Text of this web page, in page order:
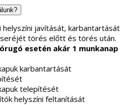
javítását, karbantartását
törés előtt és törés után.
esetén akár 1 munkanap
karbantartását
telepítését
helyszíni feltanítását